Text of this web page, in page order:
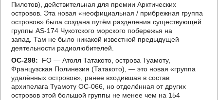
Пилотов), действительная для премии Арктических
островов. Эта новая «неофициальная / прибрежная группа
островов» была создана путём разделения существующей
группы AS-174 Чукотского морского побережья на
запад. Там не было никакой известной предыдущей
деятельности радиолюбителей.
OC-298:
FO — Атолл Татакото, острова Туамоту,
Французская Полинезия (Татакото), — это новая «группа
удалённых островов», ранее входившая в состав
архипелага Туамоту OC-066, но отделённая от других
островов этой большой группы не менее чем на 154